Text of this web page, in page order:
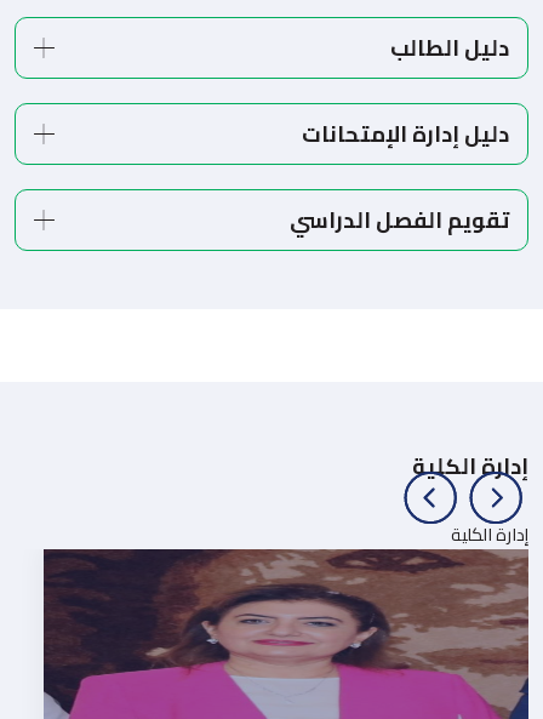
دليل الطالب
دليل إدارة الإمتحانات
تقويم الفصل الدراسي
إدارة الكلية
إدارة الكلية